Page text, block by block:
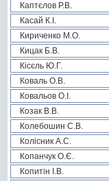
Каптєлов Р.В.
Касай К.І.
Кириченко М.О.
Кицак Б.В.
Кісєль Ю.Г.
Коваль О.В.
Ковальов О.І.
Козак В.В.
Колебошин С.В.
Колісник А.С.
Копанчук О.Є.
Копитін І.В.